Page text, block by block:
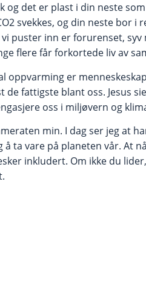
og det er plast i din neste
svekkes, og din neste bor
puster inn er forurenset,
flere får forkortede liv av
oppvarming er
fattigste blant oss. Jesus
oss i miljøvern og
min. I dag ser jeg at
ta vare på planeten vår. At
inkludert. Om ikke du